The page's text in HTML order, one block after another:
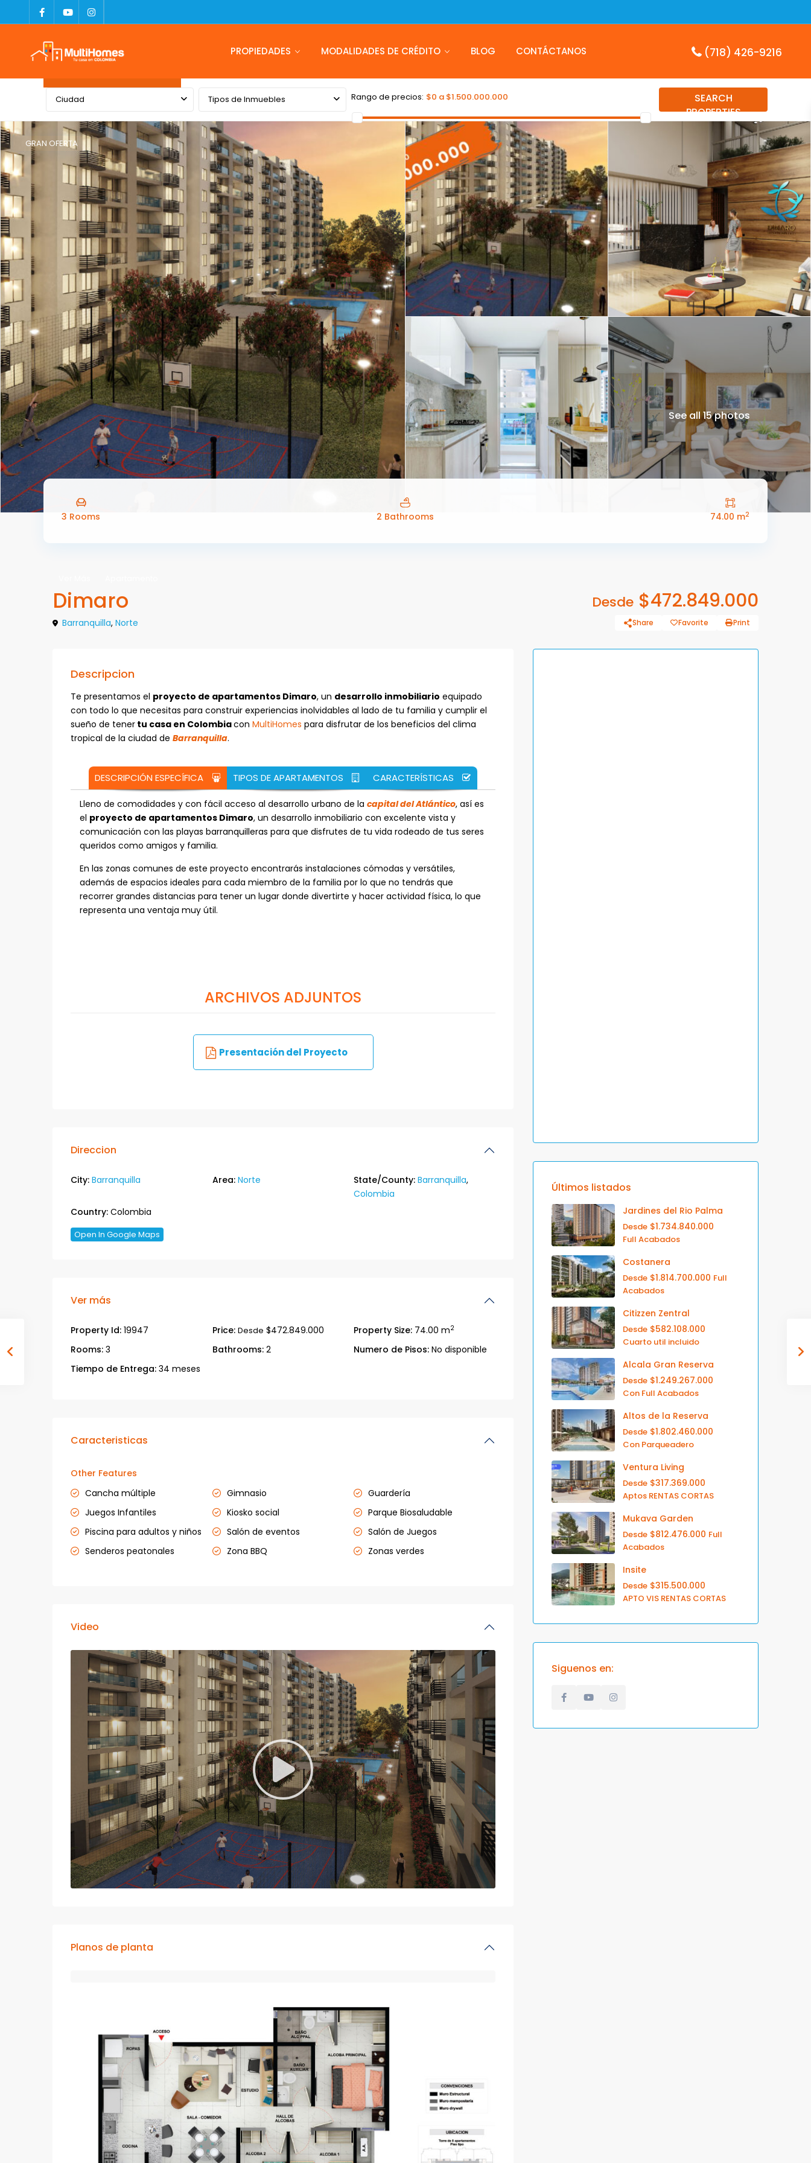
PROPIEDADES MODALIDADES DE CRÉDITO BLOG CONTÁCTANOS (718) 426-9216
Ciudad Tipos de Inmuebles Rango de precios: $0 a $1.500.000.000
SEARCH
PROPERTIES
GRAN OFERTA
See all 15 photos
3 Rooms 2 Bathrooms 74.00 m2
Dimaro Desde $472.849.000
Barranquilla, Norte Share Favorite Print
Descripcion
Te presentamos el proyecto de apartamentos Dimaro, un desarrollo inmobiliario equipado
con todo lo que necesitas para construir experiencias inolvidables al lado de tu familia y cumplir el
sueño de tener tu casa en Colombiacon MultiHomes para disfrutar de los beneficios del clima
tropical de la ciudad de Barranquilla.
DESCRIPCIÓN ESPECÍFICA TIPOS DE APARTAMENTOS CARACTERÍSTICAS
Lleno de comodidades y con fácil acceso al desarrollo urbano de la capital del Atlántico, así es
el proyecto de apartamentos Dimaro, un desarrollo inmobiliario con excelente vista y
comunicación con las playas barranquilleras para que disfrutes de tu vida rodeado de tus seres
queridos como amigos y familia.
En las zonas comunes de este proyecto encontrarás instalaciones cómodas y versátiles,
además de espacios ideales para cada miembro de la familia por lo que no tendrás que
recorrer grandes distancias para tener un lugar donde divertirte y hacer actividad física, lo que
representa una ventaja muy útil.
ARCHIVOS ADJUNTOS
Presentación del Proyecto
Direccion
City: Barranquilla Area: Norte State/County: Barranquilla,
Colombia
Country: Colombia
Open In Google Maps
Ver más
Property Id: 19947 Price: Desde $472.849.000 Property Size: 74.00 m2
Rooms: 3 Bathrooms:2 Numero de Pisos: No disponible
Tiempo de Entrega: 34 meses
Caracteristicas
Other Features
Cancha múltiple
Gimnasio
Guardería
Juegos Infantiles
Kiosko social
Parque Biosaludable
Piscina para adultos y niños
Salón de eventos
Salón de Juegos
Senderos peatonales
Zona BBQ Zonas verdes
Video
Planos de planta
Últimos listados
Jardines del Rio Palma
Desde $1.734.840.000
Full Acabados
Costanera
Desde $1.814.700.000 Full
Acabados
Citizzen Zentral
Desde $582.108.000
Cuarto util incluido
Alcala Gran Reserva
Desde $1.249.267.000
Con Full Acabados
Altos de la Reserva
Desde $1.802.460.000
Con Parqueadero
Ventura Living
Desde $317.369.000
Aptos RENTAS CORTAS
Mukava Garden
Desde $812.476.000 Full
Acabados
Insite
Desde $315.500.000
APTO VIS RENTAS CORTAS
Siguenos en: